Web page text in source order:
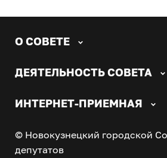
О СОВЕТЕ
ДЕЯТЕЛЬНОСТЬ СОВЕТА
ИНТЕРНЕТ-ПРИЕМНАЯ
© Новокузнецкий городской
депутатов